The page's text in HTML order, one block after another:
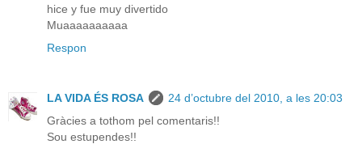
hice y fue muy divertido
Muaaaaaaaaaa
Respon
LA VIDA ÉS ROSA
24 d’octubre del 2010, a les 20:03
Gràcies a tothom pel comentaris!!
Sou estupendes!!